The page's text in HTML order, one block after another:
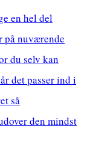
en hel del
på nuværende
du selv kan
det passer ind i
så
den mindst